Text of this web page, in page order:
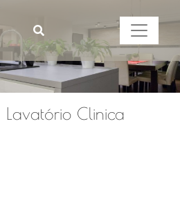
Lavatório Clinica